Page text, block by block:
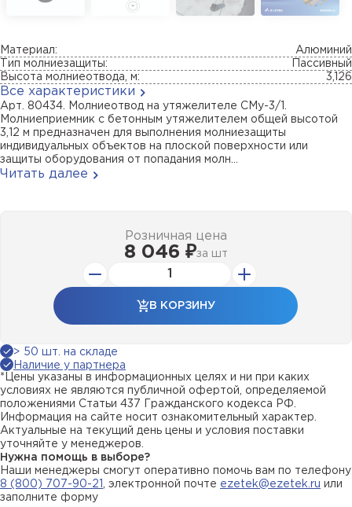
Материал:
Алюминий
Тип молниезащиты:
Пассивный
Высота молниеотвода, м:
3,126
Все характеристики
Арт. 80434. Молниеотвод на утяжелителе СМу-3/1.
Молниеприемник с бетонным утяжелителем общей высотой
3,12 м предназначен для выполнения молниезащиты
индивидуальных объектов на плоской поверхности или
защиты оборудования от попадания молн...
Читать далее
Розничная цена
8 046 ₽за шт
В КОРЗИНУ
> 50 шт. на складе
Наличие у партнера
*Цены указаны в информационных целях и ни при каких
условиях не являются публичной офертой, определяемой
положениями Статьи 437 Гражданского кодекса РФ.
Информация на сайте носит ознакомительный характер.
Актуальные на текущий день цены и условия поставки
уточняйте у менеджеров.
Нужна помощь в выборе?
Наши менеджеры смогут оперативно помочь вам по телефону
8 (800) 707-90-21
, электронной почте ezetek@ezetek.ru или
заполните форму